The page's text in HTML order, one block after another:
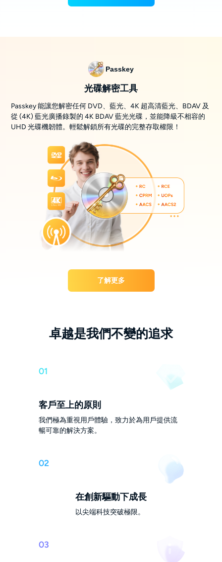
了解更多
Passkey
光碟解密工具
Passkey 能讓您解密任何 DVD、藍光、4K 超高清藍光、BDAV 及
從 (4K) 藍光廣播錄製的 4K BDAV 藍光光碟，並能降級不相容的
UHD 光碟機韌體。輕鬆解鎖所有光碟的完整存取權限！
卓越是我們不變的追求
01
客戶至上的原則
我們極為重視用戶體驗，致力於為用戶提供流
暢可靠的解決方案。
02
在創新驅動下成長
以尖端科技突破極限。
03